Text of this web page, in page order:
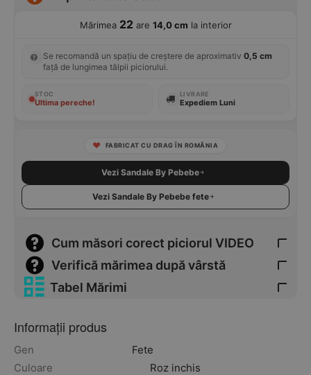
Mărimea 22are 14,0 cm la interior
Se recomandă un spațiu de creștere de aproximativ 0,5 cm
față de lungimea tălpii piciorului.
STOC
Ultima pereche!
LIVRARE
Expediem Luni
FABRICAT CU DRAG ÎN ROMÂNIA
Vezi Sandale By Pebebe
Vezi Sandale By Pebebe fete
Cum măsori corect piciorul VIDEO
Verifică mărimea după vârstă
Tabel Mărimi
Informații produs
Gen
Fete
Culoare
Roz inchis